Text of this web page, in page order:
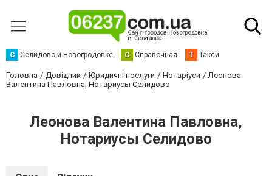
С Селидово и Новогродовке С Справочная Т Такси
Головна Довідник Юридичні послуги Нотаріуси
Леонова
Валентина Павловна, Нотариусы Селидово
Леонова Валентина Павловна,
Нотариусы Селидово